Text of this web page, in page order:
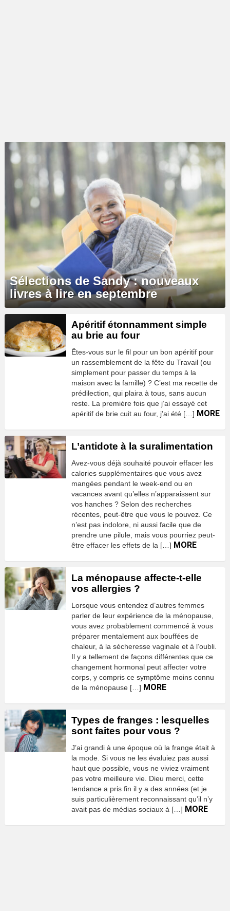
Sélections de Sandy : nouveaux
livres à lire en septembre
Apéritif étonnamment simple
au brie au four
Êtes-vous sur le fil pour un bon apéritif pour
un rassemblement de la fête du Travail (ou
simplement pour passer du temps à la
maison avec la famille) ? C’est ma recette de
prédilection, qui plaira à tous, sans aucun
reste. La première fois que j’ai essayé cet
apéritif de brie cuit au four, j’ai été […] MORE
L’antidote à la suralimentation
Avez-vous déjà souhaité pouvoir effacer les
calories supplémentaires que vous avez
mangées pendant le week-end ou en
vacances avant qu’elles n’apparaissent sur
vos hanches ? Selon des recherches
récentes, peut-être que vous le pouvez. Ce
n’est pas indolore, ni aussi facile que de
prendre une pilule, mais vous pourriez peut-
être effacer les effets de la […] MORE
La ménopause affecte-t-elle
vos allergies ?
Lorsque vous entendez d’autres femmes
parler de leur expérience de la ménopause,
vous avez probablement commencé à vous
préparer mentalement aux bouffées de
chaleur, à la sécheresse vaginale et à l’oubli.
Il y a tellement de façons différentes que ce
changement hormonal peut affecter votre
corps, y compris ce symptôme moins connu
de la ménopause […] MORE
Types de franges : lesquelles
sont faites pour vous ?
J’ai grandi à une époque où la frange était à
la mode. Si vous ne les évaluiez pas aussi
haut que possible, vous ne viviez vraiment
pas votre meilleure vie. Dieu merci, cette
tendance a pris fin il y a des années (et je
suis particulièrement reconnaissant qu’il n’y
avait pas de médias sociaux à […] MORE